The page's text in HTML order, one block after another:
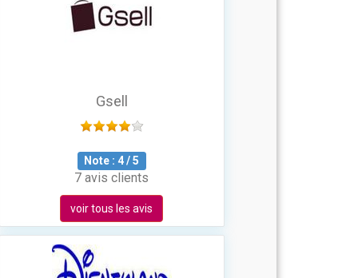
Gsell
Note : 4/5
7 avis clients
voir tous les avis